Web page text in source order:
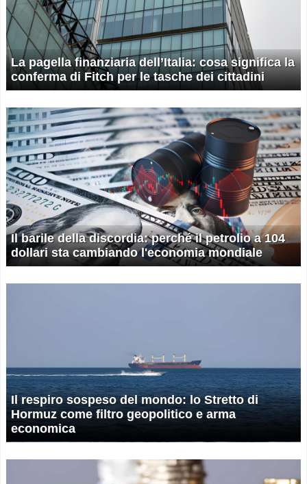
La pagella finanziaria dell’Italia: cosa significa la
conferma di Fitch per le tasche dei cittadini
Il barile della discordia: perché il petrolio a 104
dollari sta cambiando l'economia mondiale
Il respiro sospeso del mondo: lo Stretto di
Hormuz come filtro geopolitico e arma
economica